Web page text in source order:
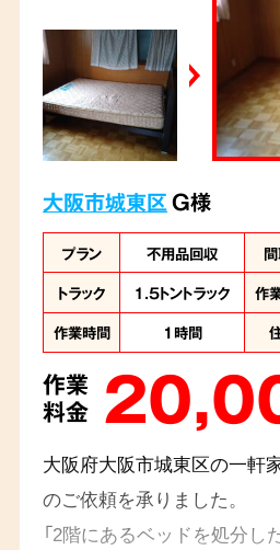
大阪市城東区G様
プラン 不用品回収
トラック
1.5トントラック 作
作業時間
１時間
作業
料金
大阪府大阪市城東区の一軒
のご依頼を承りました。
「2階にあるベッドを処分し